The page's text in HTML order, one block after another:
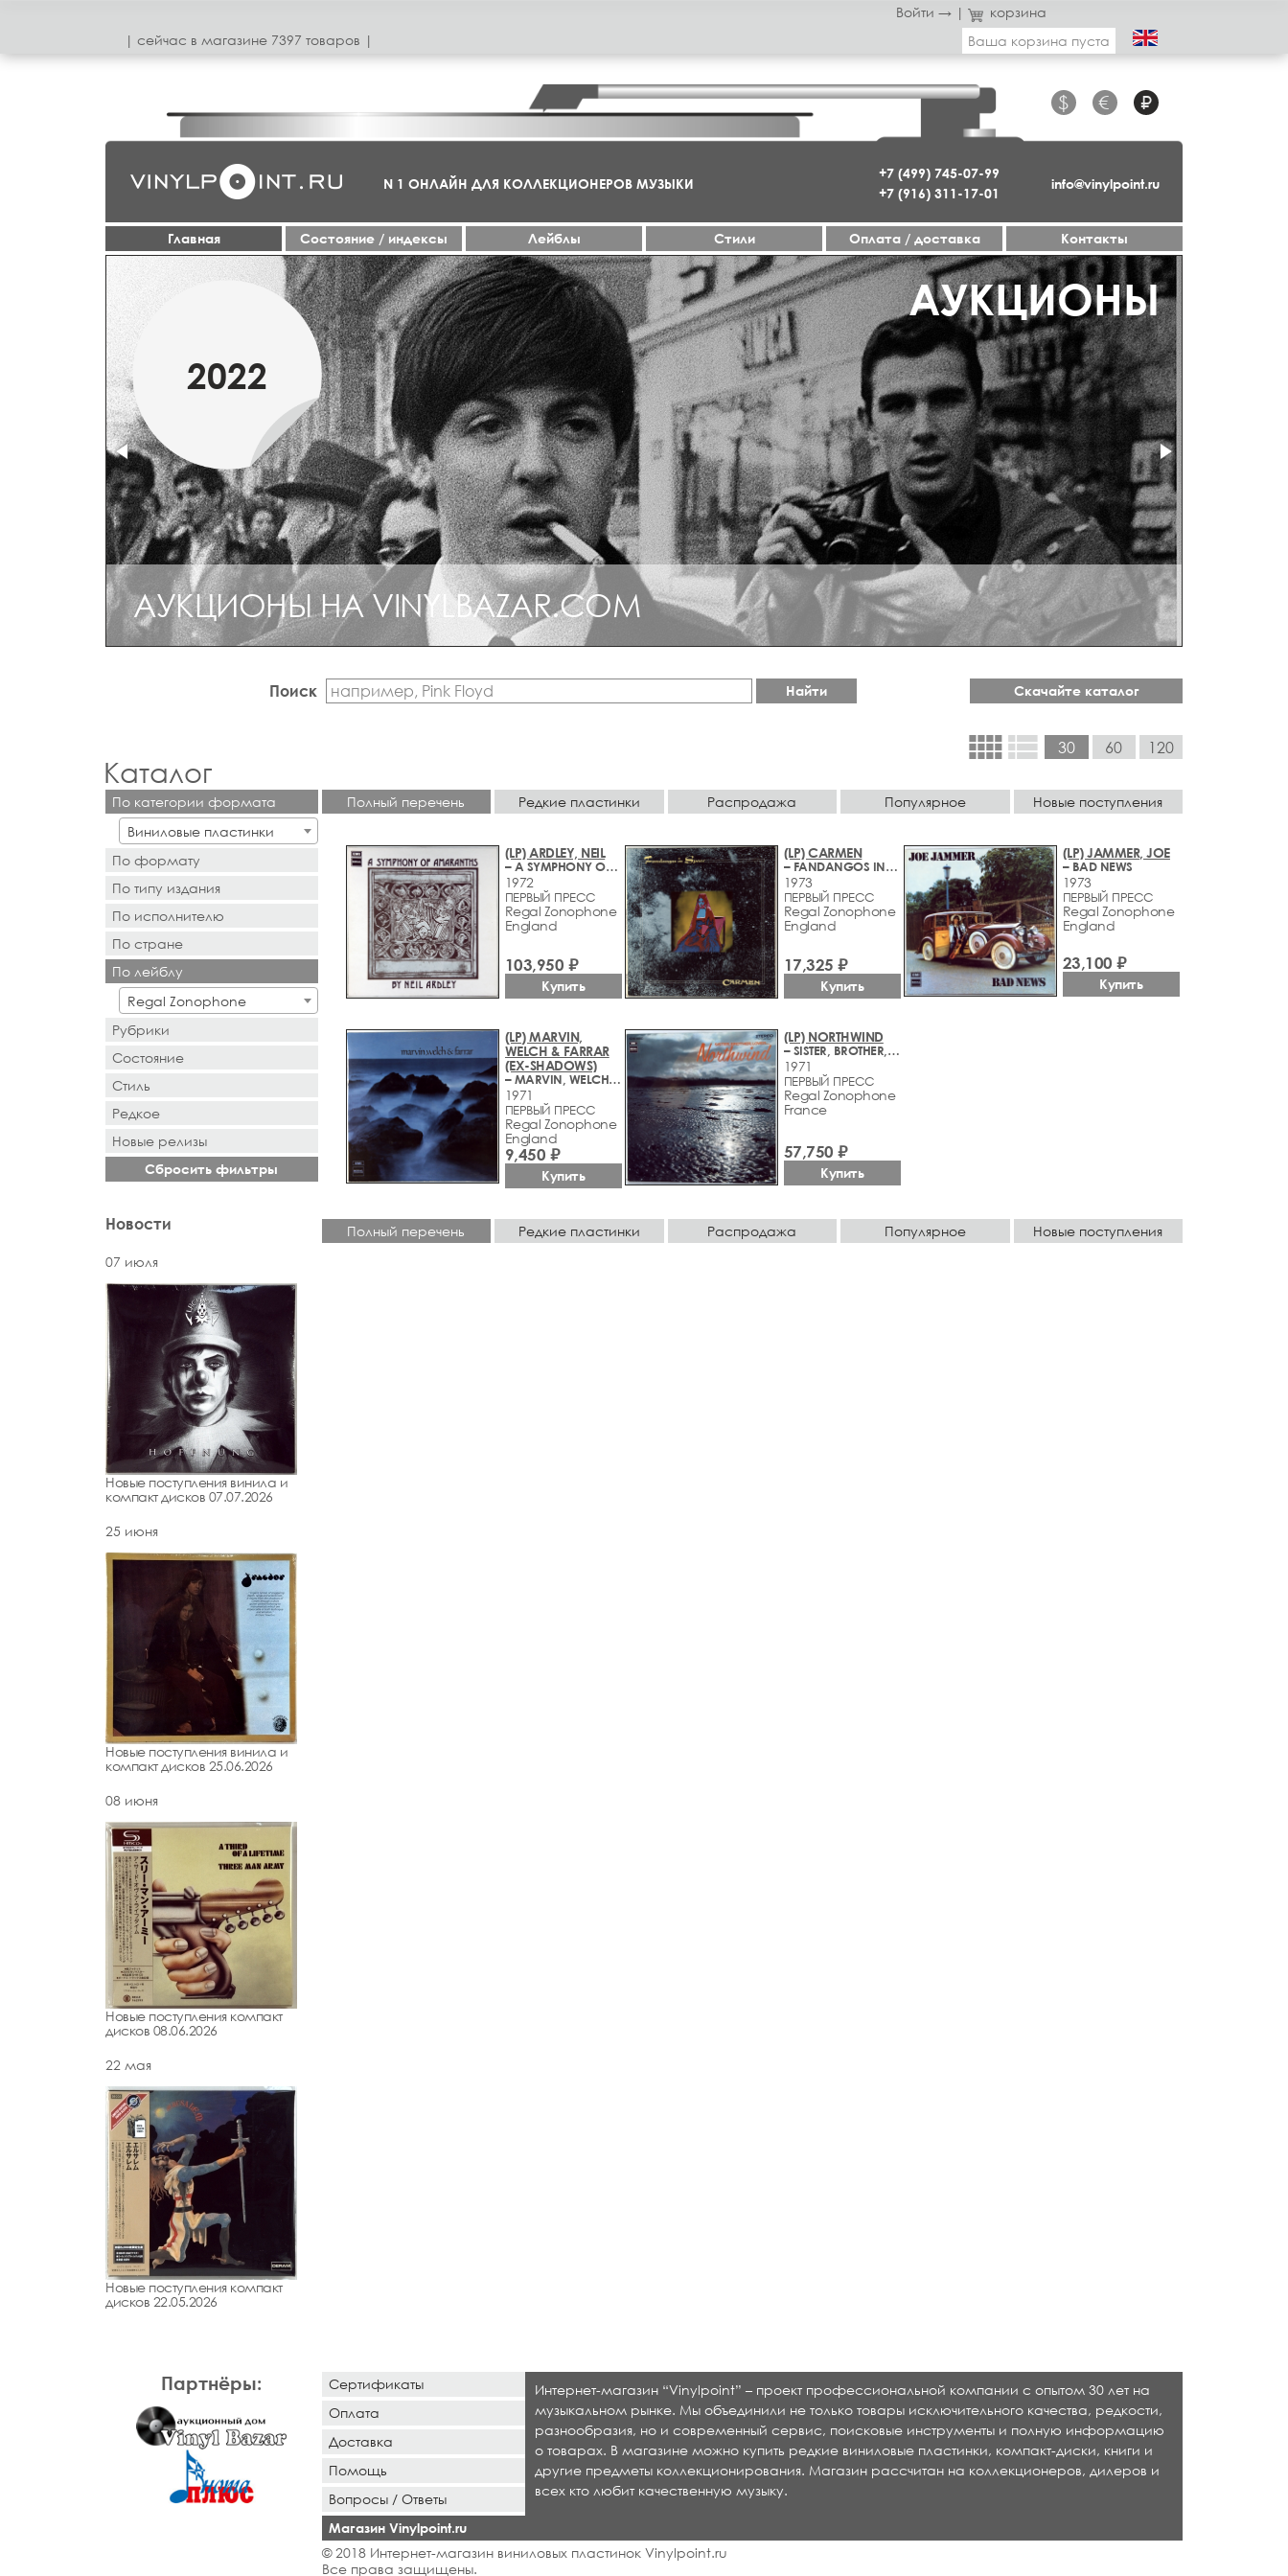
Войти → |
корзина
| сeйчас в магазинe 7397 товаров |
Ваша корзина пуста
+7 (499) 745-07-99
+7 (916) 311-17-01
$ € ₽
info@vinylpoint.ru
N 1 ОНЛАЙН ДЛЯ КОЛЛЕКЦИОНЕРОВ МУЗЫКИ
Главная Cостояние / индексы Лейблы Стили Оплата / доставка Контакты
АУКЦИОНЫ
2022
АУКЦИОНЫ НА VINYLBAZAR.COM
ДЖАЗ
1950-70
РЕДКИЙ И КОЛЛЕКЦИОННЫЙ ДЖАЗ
Поиск Найти Скачайте каталог
view_comfyview_list 30 60 120
Каталог
По категории формата
Виниловые пластинки
По формату
- Выбор -
По типу издания
- Выбор -
По исполнителю
- Поиск или выбор -
По стране
- Поиск или выбор -
По лейблу
Regal Zonophone
Рубрики
Состояние
Стиль
Редкое
Новыe рeлизы
Сбросить фильтры
Новости
07 июля
Новые поступления винила и
компакт дисков 07.07.2026
25 июня
Новые поступления винила и
компакт дисков 25.06.2026
08 июня
Новые поступления компакт
дисков 08.06.2026
22 мая
Новые поступления компакт
дисков 22.05.2026
Полный перечень Редкие пластинки Распродажа Популярное Новые поступления
(LP) ARDLEY, NEIL
– A SYMPHONY OF AMARANTHS
1972
ПЕРВЫЙ ПРЕСС
Regal Zonophone
England
103,950 ₽
Купить
(LP) CARMEN
– FANDANGOS IN SPACE
1973
ПЕРВЫЙ ПРЕСС
Regal Zonophone
England
17,325 ₽
Купить
(LP) JAMMER, JOE
– BAD NEWS
1973
ПЕРВЫЙ ПРЕСС
Regal Zonophone
England
23,100 ₽
Купить
(LP) MARVIN,
WELCH & FARRAR
(EX-SHADOWS)
– MARVIN, WELCH & FARRAR
1971
ПЕРВЫЙ ПРЕСС
Regal Zonophone
England
9,450 ₽
Купить
(LP) NORTHWIND
– SISTER, BROTHER, LOVER....
1971
ПЕРВЫЙ ПРЕСС
Regal Zonophone
France
57,750 ₽
Купить
Полный перечень Редкие пластинки Распродажа Популярное Новые поступления
Партнёры:
Сертификаты
Оплата
Доставка
Помощь
Вопросы / Ответы
Магазин Vinylpoint.ru
Интернет-магазин “Vinylpoint” – проект профессиональной компании с опытом 30 лет на
музыкальном рынке. Мы объединили не только товары исключительного качества, редкости,
разнообразия, но и современный сервис, поисковые инструменты и полную информацию
о товарах. В магазине можно купить редкие виниловые пластинки, компакт-диски, книги и
другие предметы коллекционирования. Магазин рассчитан на коллекционеров, дилеров и
всех кто любит качественную музыку.
© 2018 Интернет-магазин виниловых пластинок Vinylpoint.ru
Все права защищены.